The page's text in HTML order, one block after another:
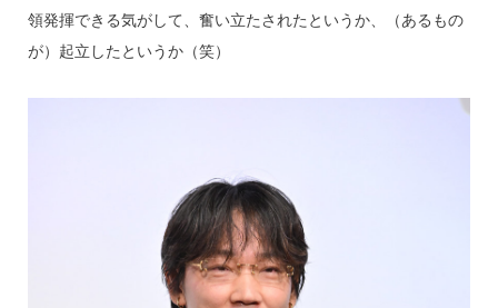
領発揮できる気がして、奮い立たされたというか、（あるもの
が）起立したというか（笑）